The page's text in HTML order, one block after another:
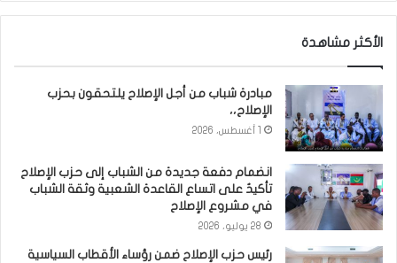
الأكثر مشاهدة
مبادرة شباب من أجل الإصلاح يلتحقون بحزب
الإصلاح،،
انضمام دفعة جديدة من الشباب إلى حزب الإصلاح
تأكيدٌ على اتساع القاعدة الشعبية وثقة الشباب
في مشروع الإصلاح
28 يوليو، 2026
رئيس حزب الإصلاح ضمن رؤساء الأقطاب السياسية